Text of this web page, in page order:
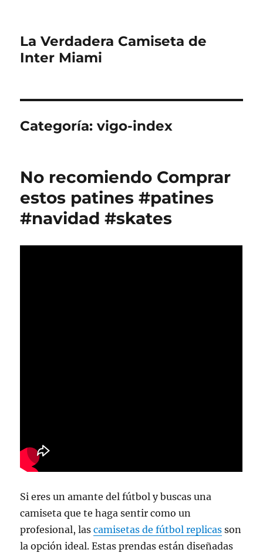
La Verdadera Camiseta de
Inter Miami
Categoría:vigo-index
No recomiendo Comprar
estos patines #patines
#navidad #skates
Si eres un amante del fútbol y buscas una
camiseta que te haga sentir como un
profesional, lascamisetas de fútbol replicas son
la opción ideal. Estas prendas están diseñadas